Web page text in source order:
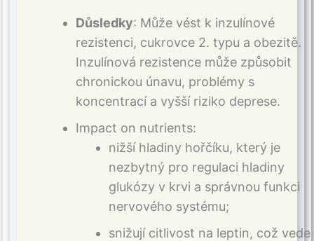
Důsledky: Může vést k inzulínové
rezistenci, cukrovce 2. typu a obezitě.
Inzulínová rezistence může způsobit
chronickou únavu, problémy s
koncentrací a vyšší riziko deprese.
Impact on nutrients:
nižší hladiny hořčíku, který je
nezbytný pro regulaci hladiny
glukózy v krvi a správnou funkci
nervového systému;
snižují citlivost na leptin, což vede